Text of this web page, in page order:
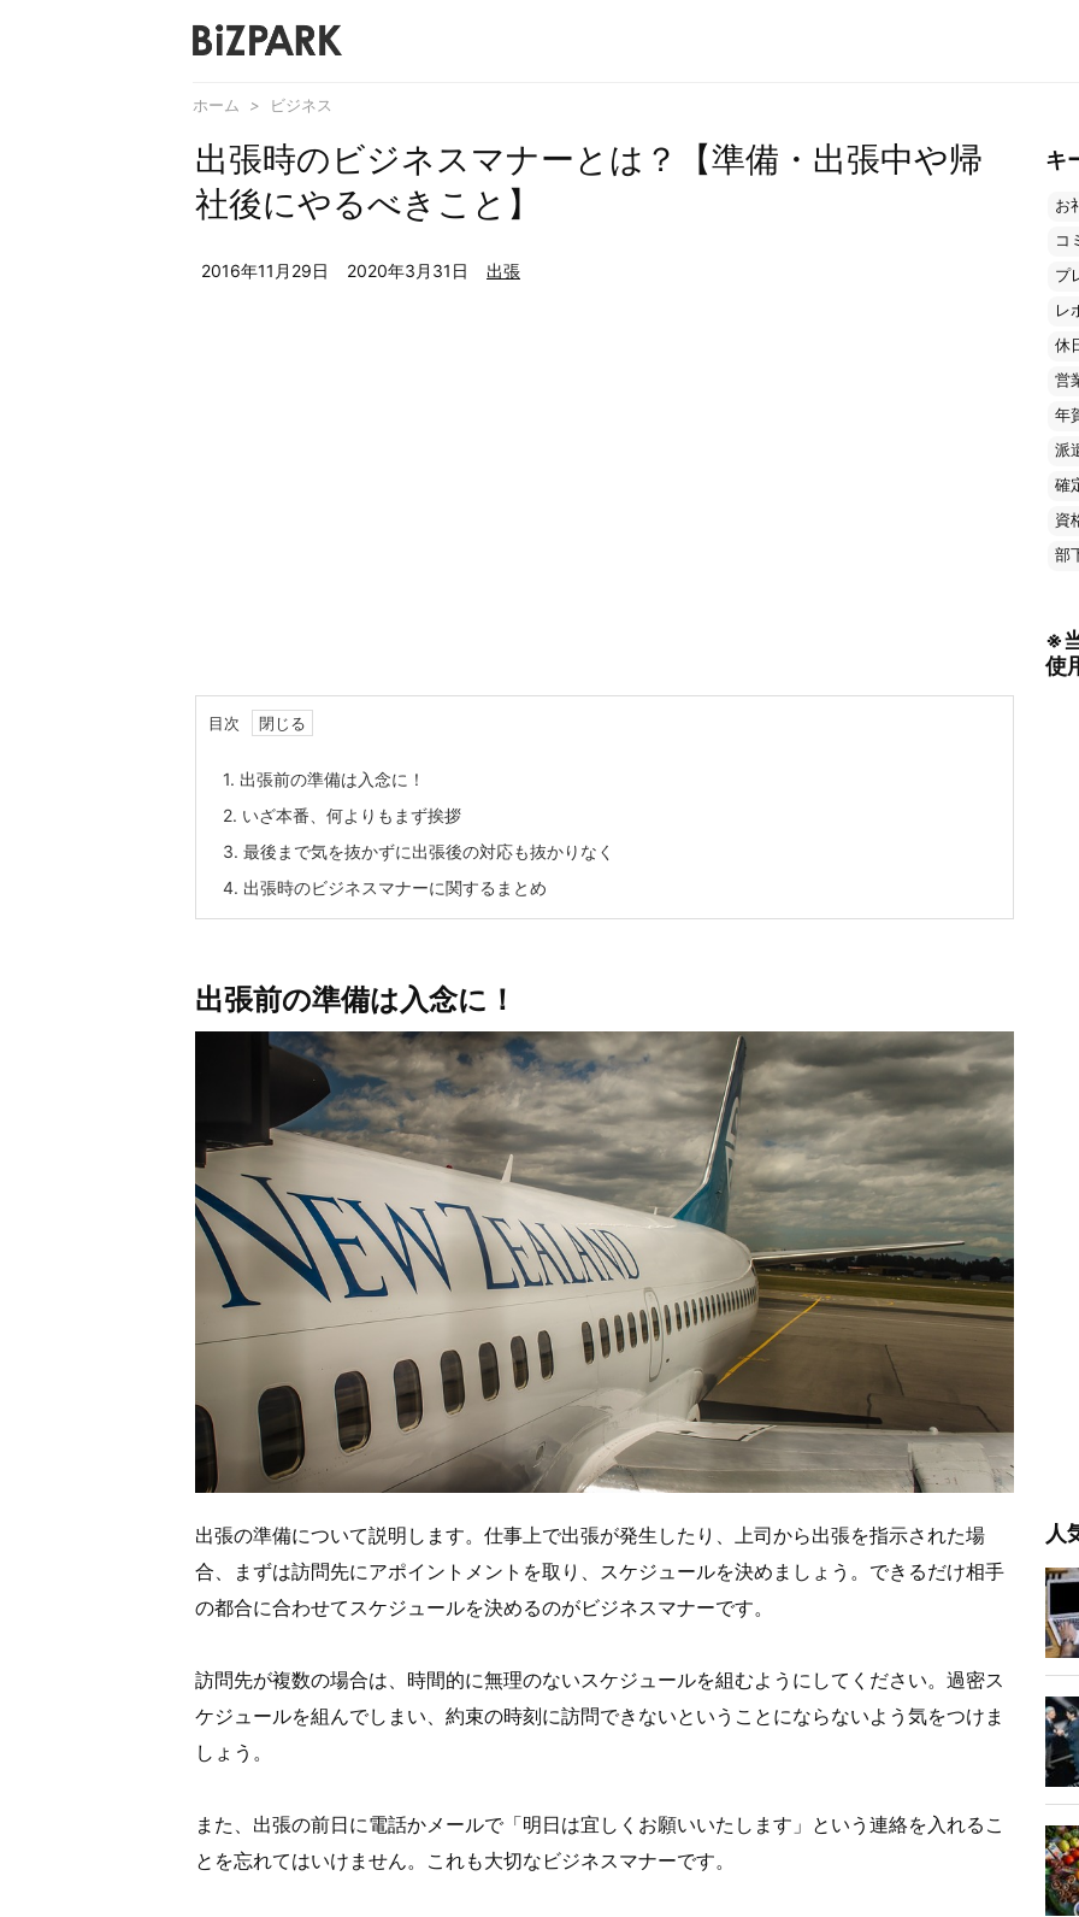
ホーム > ビジネス
出張時のビジネスマナーとは？【準備・出張中や帰
社後にやるべきこと】
2016年11月29日 2020年3月31日 出張
目次
1. 出張前の準備は入念に！
2. いざ本番、何よりもまず挨拶
3. 最後まで気を抜かずに出張後の対応も抜かりなく
4. 出張時のビジネスマナーに関するまとめ
出張前の準備は入念に！
出張の準備について説明します。仕事上で出張が発生したり、上司から出張を指示された場
合、まずは訪問先にアポイントメントを取り、スケジュールを決めましょう。できるだけ相手
の都合に合わせてスケジュールを決めるのがビジネスマナーです。
訪問先が複数の場合は、時間的に無理のないスケジュールを組むようにしてください。過密ス
ケジュールを組んでしまい、約束の時刻に訪問できないということにならないよう気をつけま
しょう。
また、出張の前日に電話かメールで「明日は宜しくお願いいたします」という連絡を入れるこ
とを忘れてはいけません。これも大切なビジネスマナーです。
キ
お
コ
プ
レ
休
営
年
派
確
資
部
※
使
人